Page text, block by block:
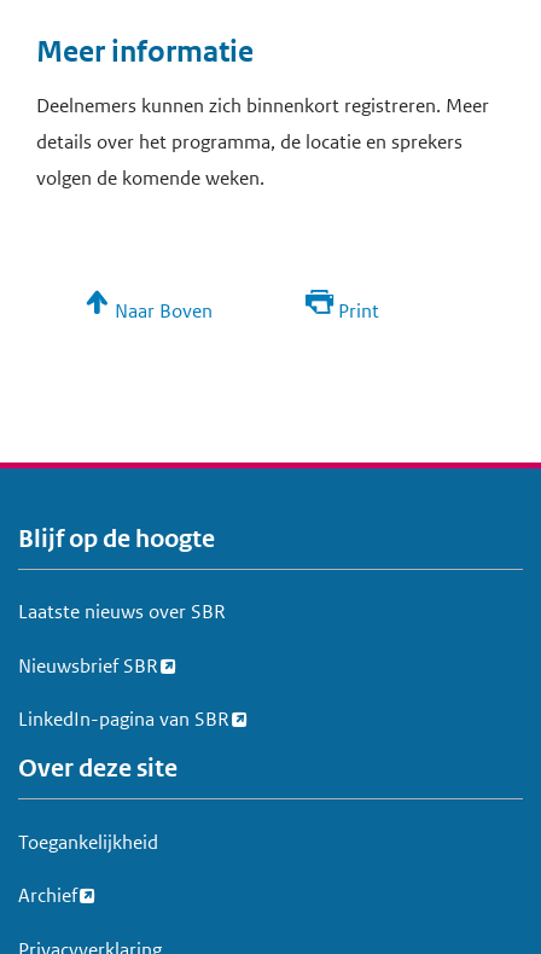
Meer informatie
Deelnemers kunnen zich binnenkort registreren. Meer
details over het programma, de locatie en sprekers
volgen de komende weken.
Naar Boven Print
V
o
e
Blijf op de hoogte
Laatste nieuws over SBR
Nieuwsbrief SBR
LinkedIn-pagina van SBR
Over deze site
Toegankelijkheid
Archief